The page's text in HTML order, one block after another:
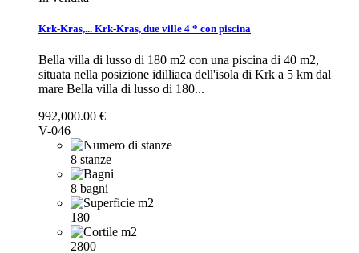
Krk-Kras,... Krk-Kras, due ville 4 * con piscina
Bella villa di lusso di 180 m2 con una piscina di 40 m2,
situata nella posizione idilliaca dell'isola di Krk a 5 km dal
mare Bella villa di lusso di 180...
992,000.00 €
V-046
8 stanze
8 bagni
180
2800